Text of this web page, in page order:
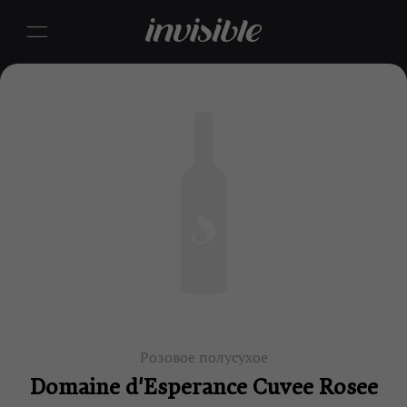
Розовое полусухое
Domaine d'Esperance Cuvee Rosee